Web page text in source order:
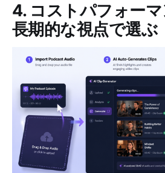
4. コストパフォーマ
長期的な視点で選ぶ